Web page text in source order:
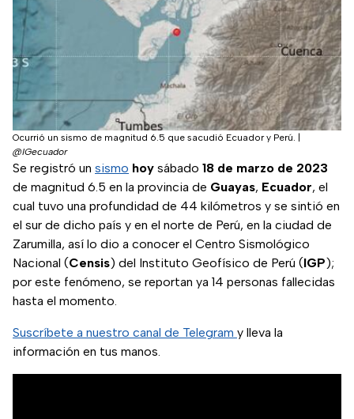
Ocurrió un sismo de magnitud 6.5 que sacudió Ecuador y Perú.
@IGecuador
Se registró un sismo hoy sábado 18 de marzo de 2023
de magnitud 6.5 en la provincia de Guayas, Ecuador, el
cual tuvo una profundidad de 44 kilómetros y se sintió en
el sur de dicho país y en el norte de Perú, en la ciudad de
Zarumilla, así lo dio a conocer el Centro Sismológico
Nacional (Censis) del Instituto Geofísico de Perú (IGP);
por este fenómeno, se reportan ya 14 personas fallecidas
hasta el momento.
Suscríbete a nuestro canal de Telegram y lleva la
información en tus manos.